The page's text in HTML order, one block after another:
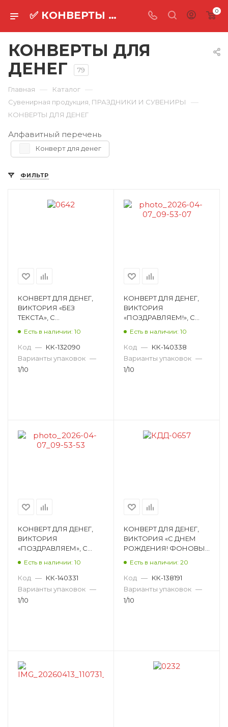
✅ КОНВЕРТЫ ДЛЯ ДЕНЕГ 0
КОНВЕРТЫ ДЛЯ
ДЕНЕГ
79
Главная — Каталог —
Сувенирная продукция, ПРАЗДНИКИ И СУВЕНИРЫ —
КОНВЕРТЫ ДЛЯ ДЕНЕГ
Алфавитный перечень
Конверт для денег
ФИЛЬТР
КОНВЕРТ ДЛЯ ДЕНЕГ,
ВИКТОРИЯ «БЕЗ
ТЕКСТА», С
Есть в наличии: 10
Код — КК-132090
Варианты упаковок —
1/10
КОНВЕРТ ДЛЯ ДЕНЕГ,
ВИКТОРИЯ
«ПОЗДРАВЛЯЕМ!», С
Есть в наличии: 10
Код — КК-140338
Варианты упаковок —
1/10
КОНВЕРТ ДЛЯ ДЕНЕГ,
ВИКТОРИЯ
«ПОЗДРАВЛЯЕМ», С
Есть в наличии: 10
Код — КК-140331
Варианты упаковок —
1/10
КОНВЕРТ ДЛЯ ДЕНЕГ,
ВИКТОРИЯ «С ДНЕМ
РОЖДЕНИЯ! ФОНОВЫЕ
БЛЕСТКАМИ КДД-0657
Есть в наличии: 20
Код — КК-138191
Варианты упаковок —
1/10